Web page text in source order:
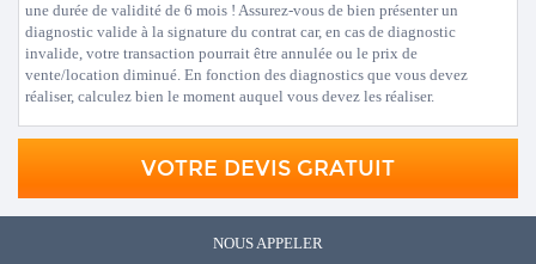
une durée de validité de 6 mois ! Assurez-vous de bien présenter un
diagnostic valide à la signature du contrat car, en cas de diagnostic
invalide, votre transaction pourrait être annulée ou le prix de
vente/location diminué. En fonction des diagnostics que vous devez
réaliser, calculez bien le moment auquel vous devez les réaliser.
VOTRE DEVIS GRATUIT
NOUS APPELER